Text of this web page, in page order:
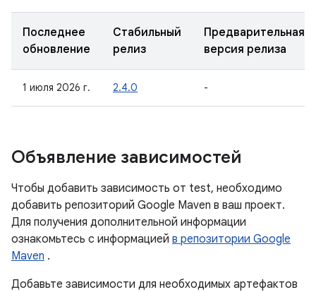
Последнее
обновление
Стабильный
релиз
Предварительная
версия релиза
1 июля 2026 г. 2.4.0 -
Объявление зависимостей
Чтобы добавить зависимость от test, необходимо
добавить репозиторий Google Maven в ваш проект.
Для получения дополнительной информации
ознакомьтесь с информацией в репозитории Google
Maven .
Добавьте зависимости для необходимых артефактов